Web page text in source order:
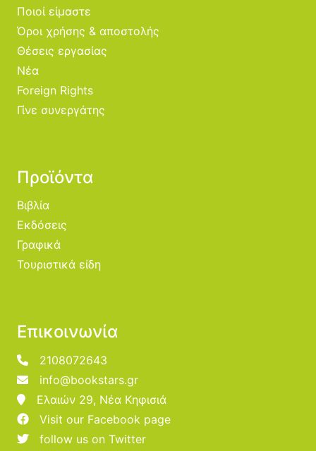
Ποιοί είμαστε
Όροι χρήσης & αποστολής
Θέσεις εργασίας
Νέα
Foreign Rights
Γίνε συνεργάτης
Προϊόντα
Βιβλία
Εκδόσεις
Γραφικά
Τουριστικά είδη
Επικοινωνία
2108072643
info@bookstars.gr
Ελαιών 29, Νέα Κηφισιά
Visit our Facebook page
follow us on Twitter